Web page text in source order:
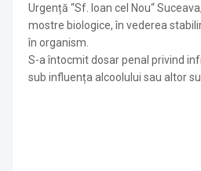
Urgență “Sf. Ioan cel Nou“
mostre biologice, în vederea
în organism.
S-a întocmit dosar penal privind
sub influența alcoolului sau altor